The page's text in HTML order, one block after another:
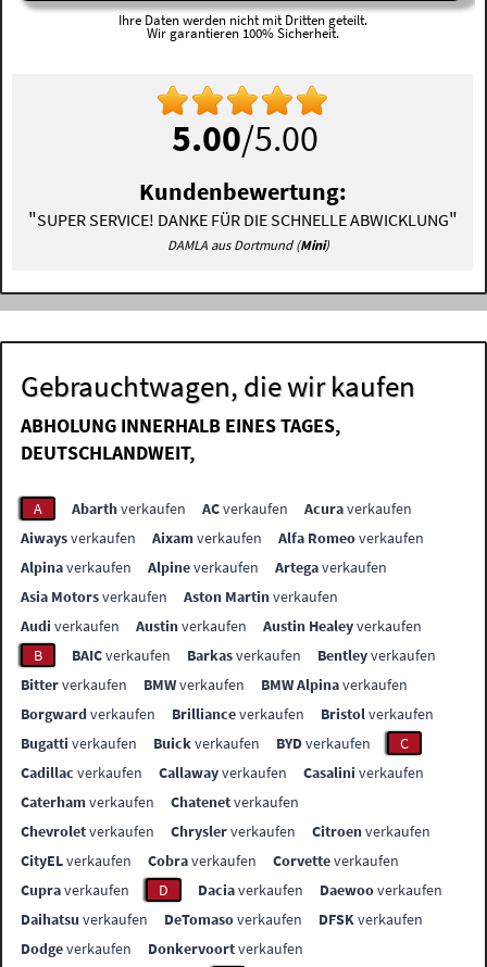
Ihre Daten werden nicht mit Dritten geteilt.
Wir garantieren 100% Sicherheit.
5.00/5.00
Kundenbewertung:
"SUPER SERVICE! DANKE FÜR DIE SCHNELLE ABWICKLUNG"
DAMLA aus Dortmund (Mini)
Gebrauchtwagen, die wir kaufen
ABHOLUNG INNERHALB EINES TAGES,
DEUTSCHLANDWEIT,
A Abarthverkaufen ACverkaufen Acuraverkaufen
Aiwaysverkaufen Aixamverkaufen Alfa Romeoverkaufen
Alpinaverkaufen Alpineverkaufen Artegaverkaufen
Asia Motorsverkaufen Aston Martinverkaufen
Audi verkaufen Austinverkaufen Austin Healeyverkaufen
B
BAICverkaufen Barkasverkaufen Bentleyverkaufen
Bitterverkaufen BMWverkaufen BMW Alpinaverkaufen
Borgwardverkaufen Brillianceverkaufen Bristolverkaufen
Bugatti verkaufen Buickverkaufen BYDverkaufen
C
Cadillac verkaufen Callawayverkaufen Casalini verkaufen
Caterhamverkaufen Chatenetverkaufen
Chevroletverkaufen Chryslerverkaufen Citroenverkaufen
CityELverkaufen Cobraverkaufen Corvetteverkaufen
Cupraverkaufen D Daciaverkaufen Daewooverkaufen
Daihatsu verkaufen DeTomasoverkaufen DFSKverkaufen
Dodgeverkaufen Donkervoortverkaufen